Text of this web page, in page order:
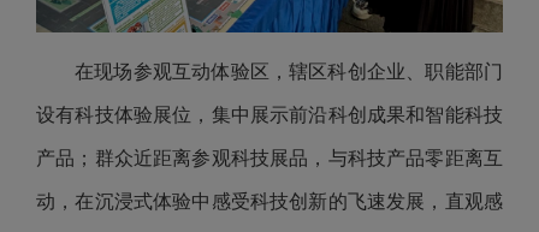
在现场参观互动体验区，辖区科创企业、职能部门
设有科技体验展位，集中展示前沿科创成果和智能科技
产品；群众近距离参观科技展品，与科技产品零距离互
动，在沉浸式体验中感受科技创新的飞速发展，直观感